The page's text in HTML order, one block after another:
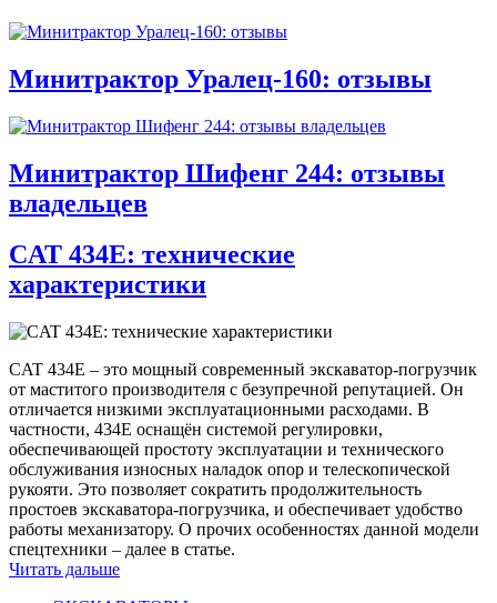
Минитрактор Уралец-160: отзывы
Минитрактор Шифенг 244: отзывы
владельцев
CAT 434E: технические
характеристики
CAT 434E – это мощный современный экскаватор-погрузчик
от маститого производителя с безупречной репутацией. Он
отличается низкими эксплуатационными расходами. В
частности, 434E оснащён системой регулировки,
обеспечивающей простоту эксплуатации и технического
обслуживания износных наладок опор и телескопической
рукояти. Это позволяет сократить продолжительность
простоев экскаватора-погрузчика, и обеспечивает удобство
работы механизатору. О прочих особенностях данной модели
спецтехники – далее в статье.
Читать дальше